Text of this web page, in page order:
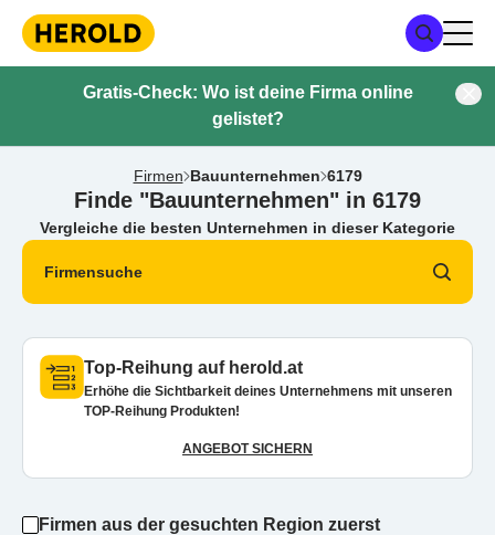
Gratis-Check: Wo ist deine Firma online
gelistet?
Firmen Bauunternehmen 6179
Finde "Bauunternehmen" in 6179
Vergleiche die besten Unternehmen in dieser Kategorie
Firmensuche
Top-Reihung auf herold.at
Erhöhe die Sichtbarkeit deines Unternehmens mit unseren
TOP-Reihung Produkten!
ANGEBOT SICHERN
Firmen aus der gesuchten Region zuerst